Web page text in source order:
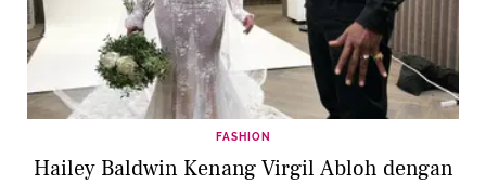
FASHION
Hailey Baldwin Kenang Virgil Abloh dengan